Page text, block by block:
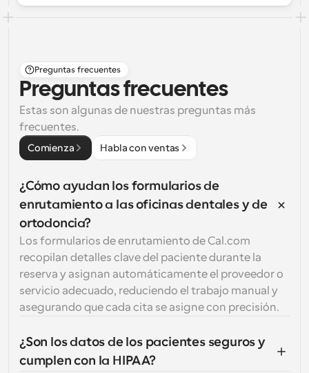
Preguntas frecuentes
Preguntas frecuentes
Estas son algunas de nuestras preguntas más
frecuentes.
Comienza Habla con ventas
¿Cómo ayudan los formularios de
enrutamiento a las oficinas dentales y de
ortodoncia?
Los formularios de enrutamiento de Cal.com
recopilan detalles clave del paciente durante la
reserva y asignan automáticamente el proveedor o
servicio adecuado, reduciendo el trabajo manual y
asegurando que cada cita se asigne con precisión.
¿Son los datos de los pacientes seguros y
cumplen con la HIPAA?